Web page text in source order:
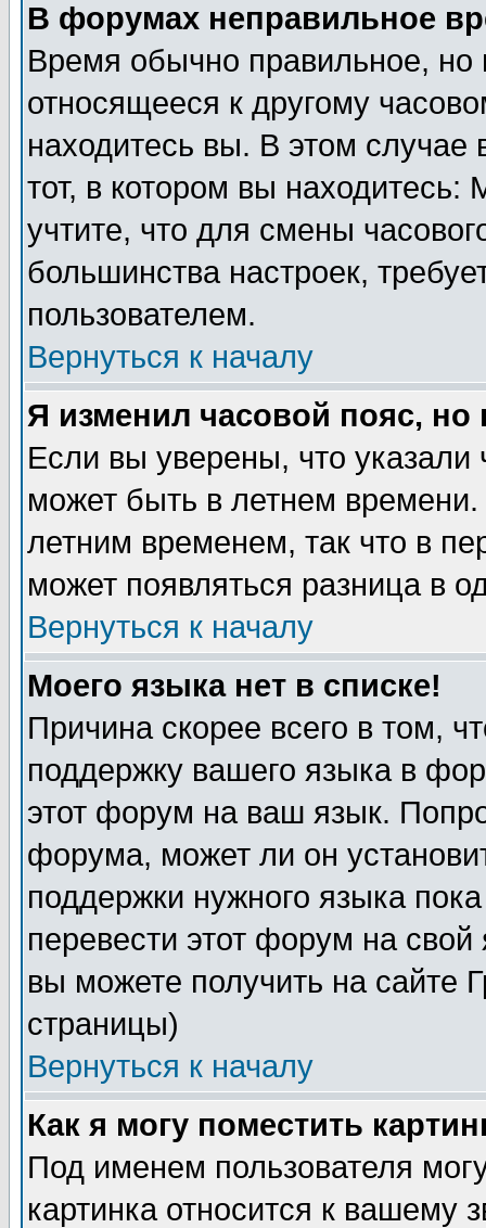
В форумах неправильное
Время обычно правильное,
относящееся к другому
находитесь вы. В этом
тот, в котором вы
учтите, что для смены
большинства настроек,
пользователем.
Вернуться к началу
Я изменил часовой пояс,
Если вы уверены, что указали
может быть в летнем
летним временем, так что в
может появляться разница в
Вернуться к началу
Моего языка нет в списке!
Причина скорее всего в том,
поддержку вашего языка в
этот форум на ваш язык.
форума, может ли он
поддержки нужного языка
перевести этот форум на
вы можете получить на сайте
страницы)
Вернуться к началу
Как я могу поместить
Под именем пользователя
картинка относится к вашему